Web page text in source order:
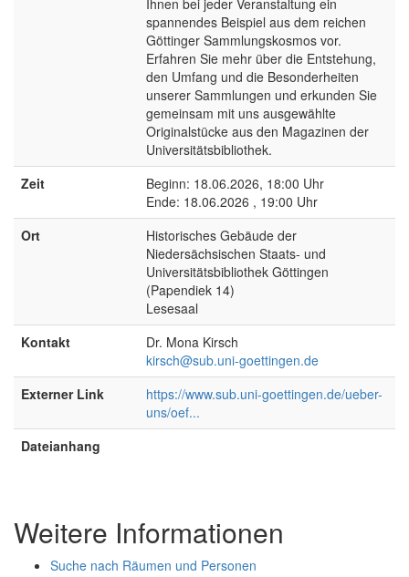
spannendes Beispiel aus dem reichen
Göttinger Sammlungskosmos vor.
Erfahren Sie mehr über die Entstehung,
den Umfang und die Besonderheiten
unserer Sammlungen und erkunden Sie
gemeinsam mit uns ausgewählte
Originalstücke aus den Magazinen der
Universitätsbibliothek.
Zeit
Beginn: 18.06.2026, 18:00 Uhr
Ende: 18.06.2026 , 19:00 Uhr
Ort
Historisches Gebäude der
Niedersächsischen Staats- und
Universitätsbibliothek Göttingen
(Papendiek 14)
Lesesaal
Kontakt
Dr. Mona Kirsch
kirsch@sub.uni-goettingen.de
Externer Link
https://www.sub.uni-goettingen.de/ueber-
uns/oef...
Dateianhang
Weitere Informationen
Suche nach Räumen und Personen